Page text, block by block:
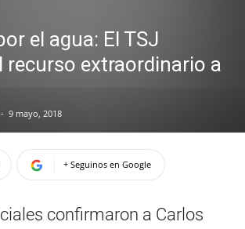
el agua: El TSJ
recurso extraordinario a
- 9 mayo, 2018
+ Seguinos en Google
confirmaron a Carlos